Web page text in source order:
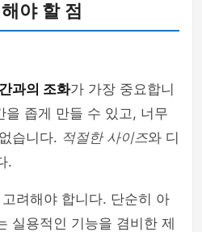
야 할 점
과의 조화가 가장 중요합니
을 좁게 만들 수 있고, 너무
습니다. 적절한 사이즈와 디
.
고려해야 합니다. 단순히 아
실용적인 기능을 겸비한 제